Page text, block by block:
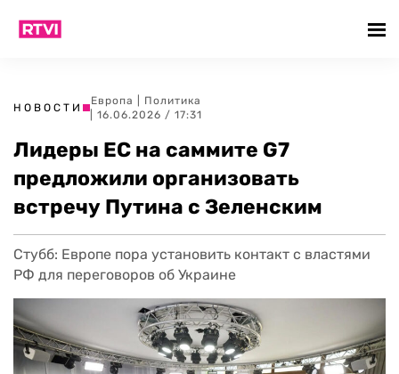
НОВОСТИ
Европа
Политика
| 16.06.2026 / 17:31
Лидеры ЕС на саммите G7
предложили организовать
встречу Путина с Зеленским
Стубб: Европе пора установить контакт с властями
РФ для переговоров об Украине